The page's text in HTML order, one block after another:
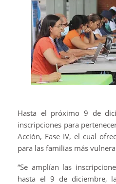
Hasta el próximo 9 de
inscripciones para
Acción, Fase IV, el cual
para las familias más
“Se amplían las
hasta el 9 de diciembre,